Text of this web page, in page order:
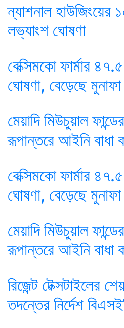
ন্যাশনাল হাউজিংয়ের
লভ্যাংশ ঘোষণা
বেক্সিমকো ফার্মার
ঘোষণা, বেড়েছে মুনাফা
মেয়াদি মিউচুয়াল
রূপান্তরে আইনি বাধা
বেক্সিমকো ফার্মার
ঘোষণা, বেড়েছে মুনাফা
মেয়াদি মিউচুয়াল
রূপান্তরে আইনি বাধা
রিজেন্ট টেক্সটাইলের
তদন্তের নির্দেশ